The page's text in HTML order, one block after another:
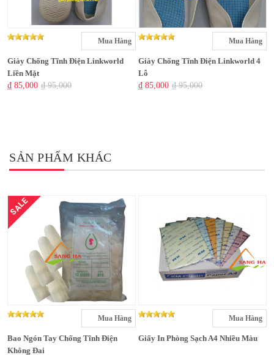
Mua Hàng
Giày Chống Tĩnh Điện Linkworld
Liền Mặt
₫ 85,000 ₫ 95,000
Mua Hàng
Giày Chống Tĩnh Điện Linkworld 4
Lỗ
₫ 85,000 ₫ 95,000
SẢN PHẨM KHÁC
SALE
Mua Hàng
Bao Ngón Tay Chống Tĩnh Điện
Không Đai
Mua Hàng
Giấy In Phòng Sạch A4 Nhiều Màu